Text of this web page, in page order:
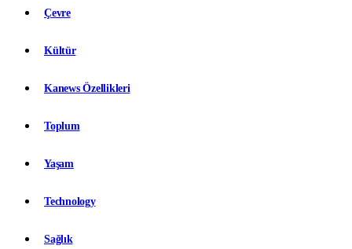
Çevre
Kültür
Kanews Özellikleri
Toplum
Yaşam
Technology
Sağlık